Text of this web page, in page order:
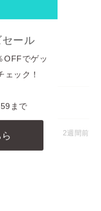
0
0
2週間前
ール
OFFでゲッ
ェック！
まで